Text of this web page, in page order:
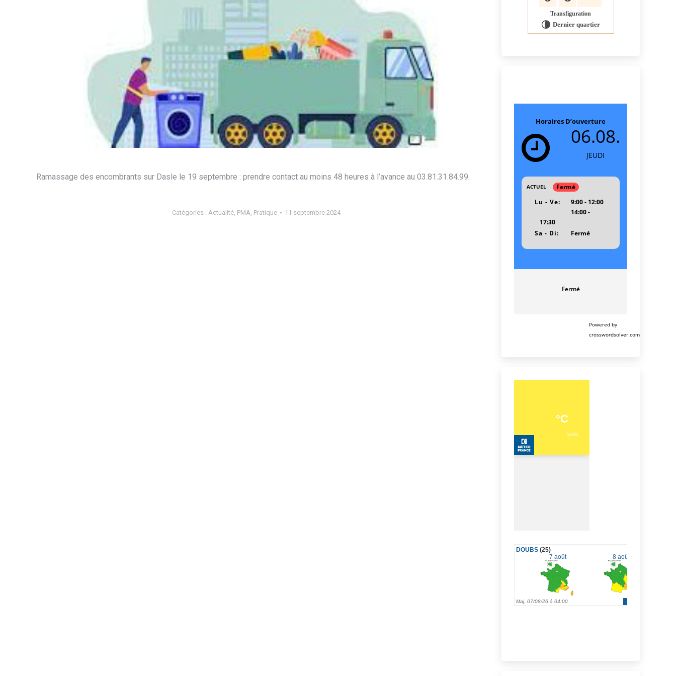
Ramassage des encombrants sur Dasle le 19 septembre : prendre contact au moins 48 heures à l’avance au 03.81.31.84.99.
Catégories : Actualité PMA Pratique 11 septembre 2024
Transfiguration
U Dernier quartier
Horaires D’ouverture
06.08.
JEUDI
ACTUEL
Fermé
Lu - Ve:
9:00 - 12:00
14:00 -
17:30
Sa - Di:
Fermé
Fermé
Powered by
crosswordsolver.com